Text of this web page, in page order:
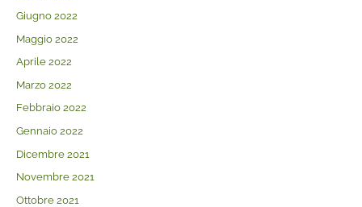
Giugno 2022
Maggio 2022
Aprile 2022
Marzo 2022
Febbraio 2022
Gennaio 2022
Dicembre 2021
Novembre 2021
Ottobre 2021